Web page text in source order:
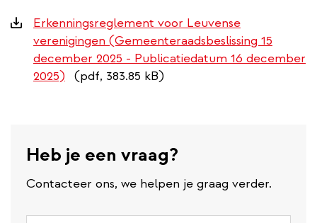
Downloads
Erkenningsreglement voor Leuvense
verenigingen (Gemeenteraadsbeslissing 15
december 2025 - Publicatiedatum 16 december
2025)
(pdf, 383.85 kB)
Heb je een vraag?
Contacteer ons, we helpen je graag verder.